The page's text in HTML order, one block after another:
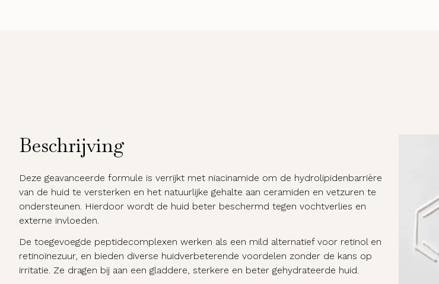
Beschrijving
Deze geavanceerde formule is verrijkt met niacinamide om de hydrolipidenbarrière
van de huid te versterken en het natuurlijke gehalte aan ceramiden en vetzuren te
ondersteunen. Hierdoor wordt de huid beter beschermd tegen vochtverlies en
externe invloeden.
De toegevoegde peptidecomplexen werken als een mild alternatief voor retinol en
retinoïnezuur, en bieden diverse huidverbeterende voordelen zonder de kans op
irritatie. Ze dragen bij aan een gladdere, sterkere en beter gehydrateerde huid.